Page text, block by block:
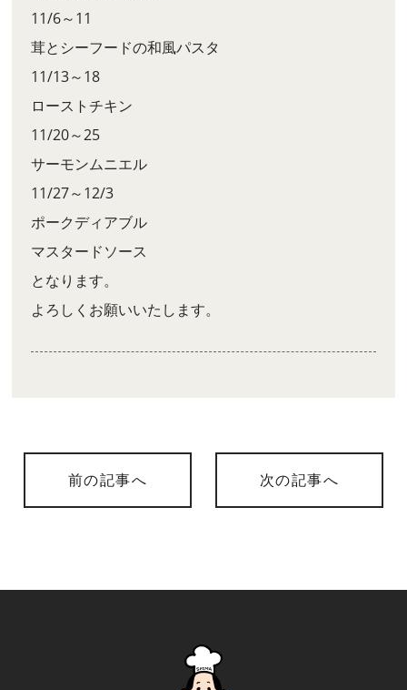
11/6～11
茸とシーフードの和風パスタ
11/13～18
ローストチキン
11/20～25
サーモンムニエル
11/27～12/3
ポークディアブル
マスタードソース
となります。
よろしくお願いいたします。
前の記事へ 次の記事へ